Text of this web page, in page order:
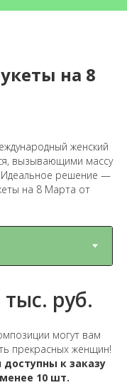
на 8
женский
вызывающими массу
Идеальное решение —
на 8 Марта от
руб.
могут вам
прекрасных женщин!
к заказу
10 шт.